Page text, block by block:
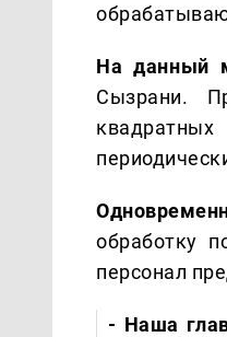
На данный
Сызрани.
обработку
персонал
- Наша